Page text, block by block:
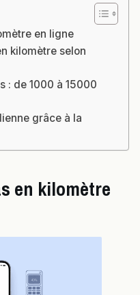
en ligne
kilomètre selon
: de 1000 à 15000
grâce à la
en kilomètre